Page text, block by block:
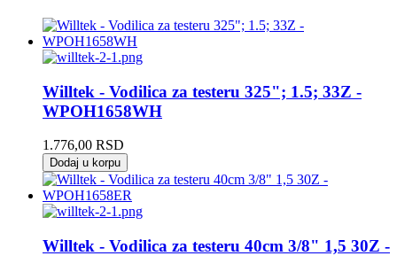
Willtek - Vodilica za testeru 325"; 1.5; 33Z -
WPOH1658WH
1.776,00 RSD
Dodaj u korpu
Willtek - Vodilica za testeru 40cm 3/8" 1,5 30Z -